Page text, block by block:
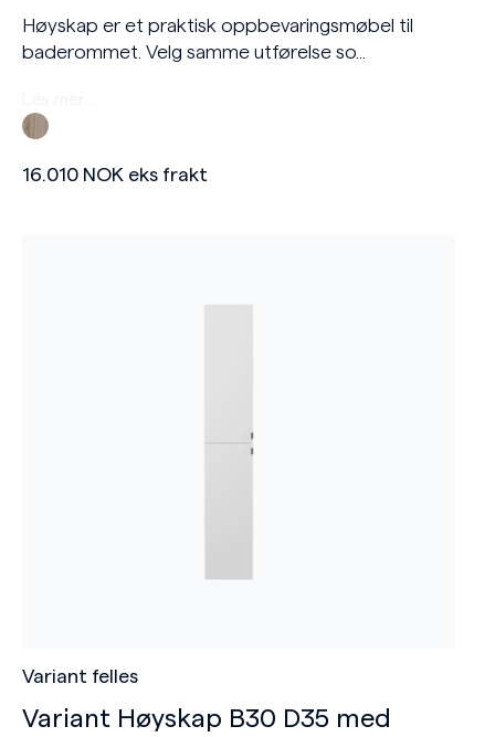
Høyskap er et praktisk oppbevaringsmøbel til
baderommet. Velg samme utførelse so...
16.010 NOK eks frakt
Variant felles
Variant Høyskap B30 D35 med